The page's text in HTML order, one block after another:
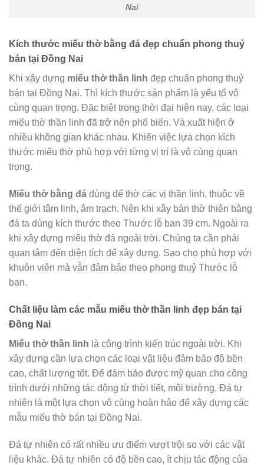
Nai
Kích thước miếu thờ bằng đá đẹp chuẩn phong thuỷ
bán tại Đồng Nai
Khi xây dựng miếu thờ thần linh đẹp chuẩn phong thuỷ
bán tại Đồng Nai. Thì kích thước sản phẩm là yếu tố vô
cùng quan trọng. Đặc biệt trong thời đại hiện nay, các loại
miếu thờ thần linh đã trở nên phổ biến. Và xuất hiện ở
nhiều không gian khác nhau. Khiến việc lựa chọn kích
thước miếu thờ phù hợp với từng vị trí là vô cùng quan
trọng.
Miếu thờ bằng đá dùng để thờ các vị thần linh, thuộc về
thế giới tâm linh, âm trạch. Nên khi xây bàn thờ thiên bằng
đá ta dùng kích thước theo Thước lỗ ban 39 cm. Ngoài ra
khi xây dựng miếu thờ đá ngoài trời. Chúng ta cần phải
quan tâm đến diện tích để xây dựng. Sao cho phù hợp với
khuôn viên mà vẫn đảm bảo theo phong thuỷ Thước lỗ
ban.
Chất liệu làm các mẫu miếu thờ thần linh đẹp bán tại
Đồng Nai
Miếu thờ thần linh là công trình kiến ​​trúc ngoài trời. Khi
xây dựng cần lựa chọn các loại vật liệu đảm bảo độ bền
cao, chất lượng tốt. Để đảm bảo được mỹ quan cho công
trình dưới những tác động từ thời tiết, môi trường. Đá tự
nhiên là một lựa chọn vô cùng hoàn hảo để xây dựng các
mẫu miếu thờ bán tại Đồng Nai.
Đá tự nhiên có rất nhiều ưu điểm vượt trội so với các vật
liệu khác. Đá tự nhiên có độ bền cao, ít chịu tác động của